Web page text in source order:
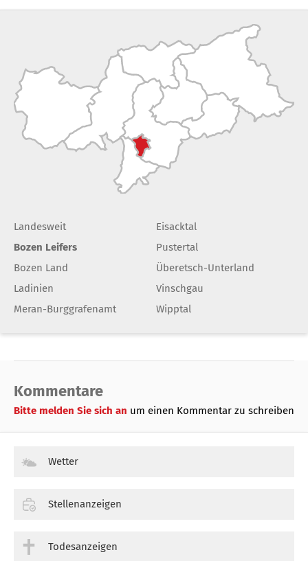
Landesweit
Bozen Leifers
Bozen Land
Ladinien
Meran-Burggrafenamt
Eisacktal
Pustertal
Überetsch-Unterland
Vinschgau
Wipptal
Kommentare
Bitte melden Sie sich an um einen Kommentar zu schreiben
Wetter
Stellenanzeigen
Todesanzeigen